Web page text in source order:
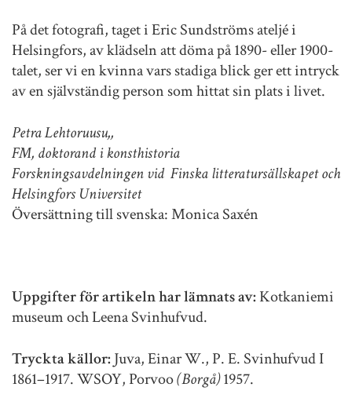
På det fotografi, taget i Eric Sundströms ateljé i
Helsingfors, av klädseln att döma på 1890- eller 1900-
talet, ser vi en kvinna vars stadiga blick ger ett intryck
av en självständig person som hittat sin plats i livet.
Petra Lehtoruusu,,
FM, doktorand i konsthistoria
Forskningsavdelningen vid Finska litteratursällskapet och
Helsingfors Universitet
Översättning till svenska: Monica Saxén
Uppgifter för artikeln har lämnats av: Kotkaniemi
museum och Leena Svinhufvud.
Tryckta källor: Juva, Einar W., P. E. Svinhufvud I
1861–1917. WSOY, Porvoo(Borgå)1957.